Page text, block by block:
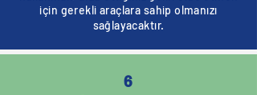
için gerekli araçlara sahip olmanızı
sağlayacaktır.
6